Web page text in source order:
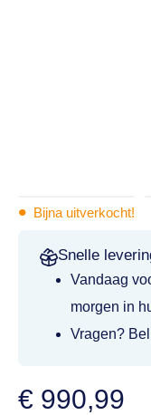
• Bijna uitverkocht!
Snelle
Vandaag
morgen in
Vragen?
€ 990,99